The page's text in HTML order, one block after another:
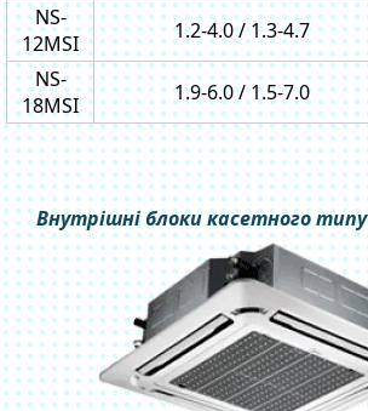
NS-
12MSI
1.2-4.0 / 1.3-4.7
NS-
18MSI
1.9-6.0 / 1.5-7.0
Внутрішні блоки касетного типу